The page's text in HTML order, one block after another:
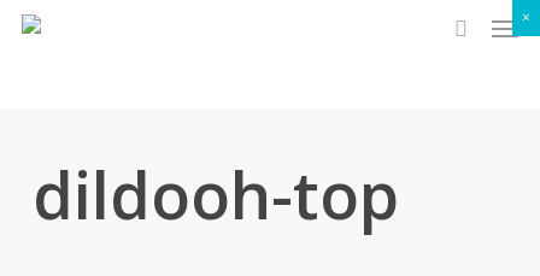
Skip
dildooh-top
×